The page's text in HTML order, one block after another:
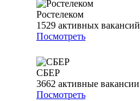
Ростелеком
1529 активных вакансий
Посмотреть
СБЕР
3662 активные вакансии
Посмотреть